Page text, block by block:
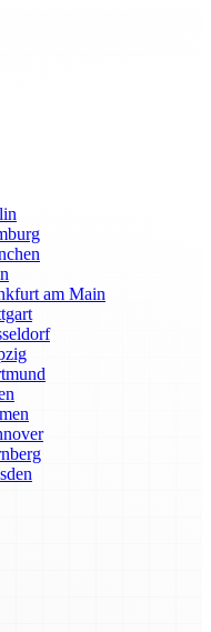
am Main